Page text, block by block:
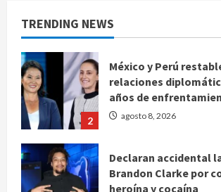
TRENDING NEWS
2
México y Perú
años de
agosto 8, 2026
3
heroína y cocaína
agosto 8, 2026